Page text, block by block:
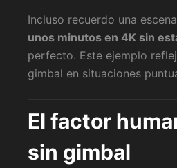
Incluso recuerdo una
unos minutos en 4K sin
perfecto. Este ejemplo
gimbal en situaciones
El factor
sin gimbal